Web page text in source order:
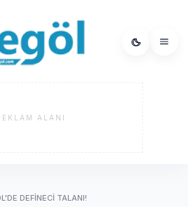
ALANI
DEFINECI TALANI!